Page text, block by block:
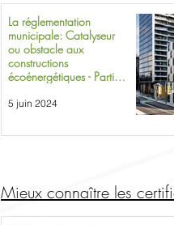
La réglementation
municipale: Catalyseur
ou obstacle aux
constructions
écoénergétiques - Partie
5 juin 2024
Mieux connaître les